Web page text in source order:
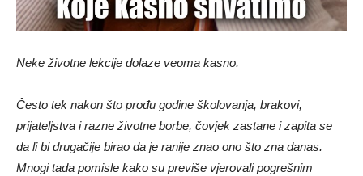
Neke životne lekcije dolaze veoma kasno.
Često tek nakon što prođu godine školovanja, brakovi,
prijateljstva i razne životne borbe, čovjek zastane i zapita se
da li bi drugačije birao da je ranije znao ono što zna danas.
Mnogi tada pomisle kako su previše vjerovali pogrešnim